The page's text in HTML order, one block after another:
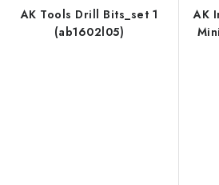
AK Tools Drill Bits_set 1
(ab1602l05)
AK